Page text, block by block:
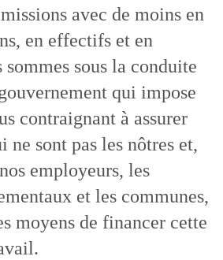
avec de moins en
en effectifs et en
sous la conduite
qui impose
contraignant à assurer
ne sont pas les nôtres et,
employeurs, les
et les communes,
moyens de financer cette